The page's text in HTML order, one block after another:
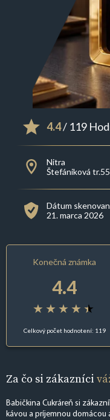
4.4/ 119
Nitra
Štefániková tr.55
Dátum
21. marca 2026
Konečná známka
4.4
Celkový počet hodnotení: 119
Za čo si zákazníci
Babičkina Cukráreň si
kávou a príjemnou domácou